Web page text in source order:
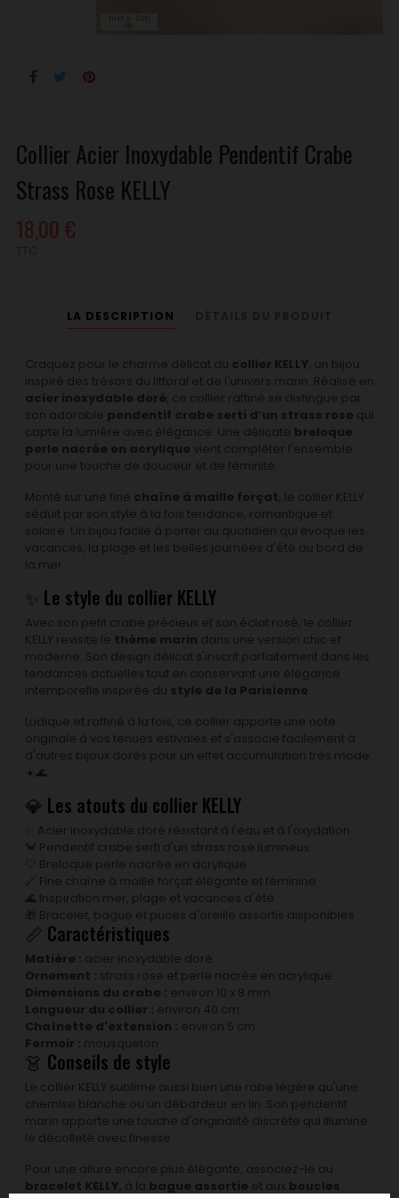
Collier Acier Inoxydable Pendentif Crabe
Strass Rose KELLY
18,00 €
LA DESCRIPTION
Craquez pour le charme délicat du collier KELLY , un bijou
inspiré des trésors du littoral et de l'univers marin. Réalisé en
acier inoxydable doré , ce collier raffiné se distingue par
son adorable pendentif crabe serti d’un strass rose qui
capte la lumière avec élégance. Une délicate breloque
perle nacrée en acrylique vient compléter l'ensemble
pour une touche de douceur et de féminité.
Monté sur une fine chaîne à maille forçat , le collier KELLY
séduit par son style à la fois tendance, romantique et
solaire. Un bijou facile à porter au quotidien qui évoque les
vacances, la plage et les belles journées d'été au bord de
la mer.
✨ Le style du collier KELLY
Avec son petit crabe précieux et son éclat rosé, le collier
KELLY revisite le thème marin dans une version chic et
moderne. Son design délicat s'inscrit parfaitement dans les
tendances actuelles tout en conservant une élégance
intemporelle inspirée du style de la Parisienne
Ludique et raffiné à la fois, ce collier apporte une note
originale à vos tenues estivales et s'associe facilement à
d'autres bijoux dorés pour un effet accumulation très mode.
☀️🌊
💎 Les atouts du collier KELLY
✨ Acier inoxydable doré résistant à l'eau et à l'oxydation
🦀 Pendentif crabe serti d'un strass rose lumineux
🤍 Breloque perle nacrée en acrylique
🔗 Fine chaîne à maille forçat élégante et féminine
🌊 Inspiration mer, plage et vacances d'été
🎁 Bracelet, bague et puces d'oreille assortis disponibles
📏 Caractéristiques
Matière :
acier inoxydable doré
Ornement :
strass rose et perle nacrée en acrylique
Dimensions du crabe :
environ 10 x 8 mm
Longueur du collier :
environ 40 cm
Chaînette d'extension :
environ 5 cm
Fermoir :
mousqueton
👗 Conseils de style
Le collier KELLY sublime aussi bien une robe légère qu'une
chemise blanche ou un débardeur en lin. Son pendentif
marin apporte une touche d'originalité discrète qui illumine
le décolleté avec finesse.
Pour une allure encore plus élégante, associez-le au
bracelet KELLY , à la bague assortie et aux boucles